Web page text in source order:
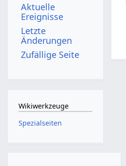
Aktuelle
Ereignisse
Letzte
Änderungen
Zufällige Seite
Wikiwerkzeuge
Spezialseiten